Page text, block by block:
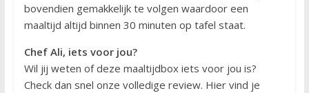
bovendien gemakkelijk te volgen waardoor een
maaltijd altijd binnen 30 minuten op tafel staat.
Chef Ali, iets voor jou?
Wil jij weten of deze maaltijdbox iets voor jou is?
Check dan snel onze volledige review. Hier vind je